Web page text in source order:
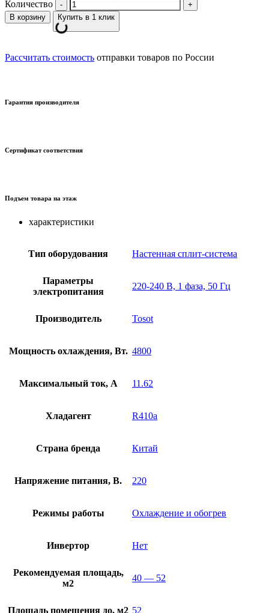
Количество
В корзину Купить в 1 клик
Рассчитать стоимость отправки товаров по России
Гарантия производителя
Сертификат соответствия
Подъем товара на этаж
характеристики
Тип оборудования Настенная сплит-система
Параметры
электропитания
220-240 В, 1 фаза, 50 Гц
Производитель Tosot
Мощность охлаждения, Вт. 4800
Максимальный ток, А 11.62
Хладагент R410a
Страна бренда Китай
Напряжение питания, В. 220
Режимы работы Охлаждение и обогрев
Инвертор Нет
Рекомендуемая площадь,
м2
40 — 52
Площадь помещения до, м2 52